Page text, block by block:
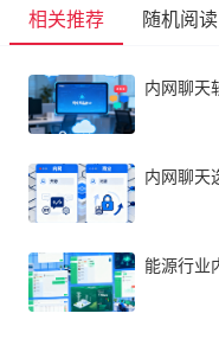
相关推荐 随机阅读